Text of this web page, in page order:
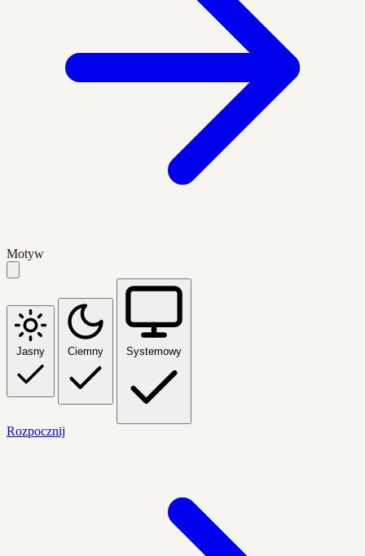
Motyw
Jasny Ciemny Systemowy
Rozpocznij